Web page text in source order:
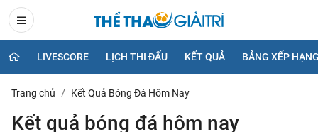
LIVESCORE LỊCH THI ĐẤU KẾT QUẢ BẢNG XẾP
Trang chủ Kết Quả Bóng Đá Hôm Nay
Kết quả bóng đá hôm nay